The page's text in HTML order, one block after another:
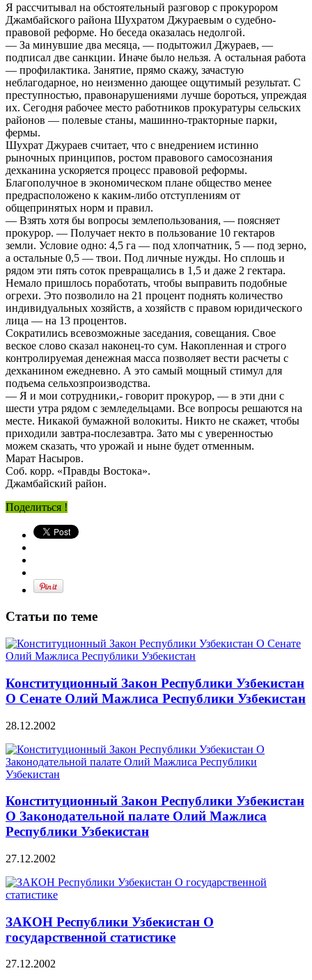
Я рассчитывал на обстоятельный разговор с прокурором
Джамбайского района Шухратом Джураевым о судебно-
правовой реформе. Но беседа оказалась недолгой.
— За минувшие два месяца, — подытожил Джураев, —
подписал две санкции. Иначе было нельзя. А остальная работа
— профилактика. Занятие, прямо скажу, зачастую
неблагодарное, но неизменно дающее ощутимый результат. С
преступностью, правонарушениями лучше бороться, упреждая
их. Сегодня рабочее место работников прокуратуры сельских
районов — полевые станы, машинно-тракторные парки,
фермы.
Шухрат Джураев считает, что с внедрением истинно
рыночных принципов, ростом правового самосознания
дехканина ускоряется процесс правовой реформы.
Благополучное в экономическом плане общество менее
предрасположено к каким-либо отступлениям от
общепринятых норм и правил.
— Взять хотя бы вопросы землепользования, — поясняет
прокурор. — Получает некто в пользование 10 гектаров
земли. Условие одно: 4,5 га — под хлопчатник, 5 — под зерно,
а остальные 0,5 — твои. Под личные нужды. Но сплошь и
рядом эти пять соток превращались в 1,5 и даже 2 гектара.
Немало пришлось поработать, чтобы выправить подобные
огрехи. Это позволило на 21 процент поднять количество
индивидуальных хозяйств, а хозяйств с правом юридического
лица — на 13 процентов.
Сократились всевозможные заседания, совещания. Свое
веское слово сказал наконец-то сум. Накопленная и строго
контролируемая денежная масса позволяет вести расчеты с
дехканином ежедневно. А это самый мощный стимул для
подъема сельхозпроизводства.
— Я и мои сотрудники,- говорит прокурор, — в эти дни с
шести утра рядом с земледельцами. Все вопросы решаются на
месте. Никакой бумажной волокиты. Никто не скажет, чтобы
приходили завтра-послезавтра. Зато мы с уверенностью
можем сказать, что урожай и ныне будет отменным.
Марат Насыров.
Соб. корр. «Правды Востока».
Джамбайский район.
Поделиться !
Статьи по теме
Конституционный Закон Республики Узбекистан
О Сенате Олий Мажлиса Республики Узбекистан
28.12.2002
Конституционный Закон Республики Узбекистан
О Законодательной палате Олий Мажлиса
Республики Узбекистан
27.12.2002
ЗАКОН Республики Узбекистан О
государственной статистике
27.12.2002